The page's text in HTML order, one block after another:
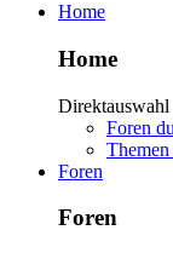
Home
Home
Direktauswahl
Foren
Foren
Foren